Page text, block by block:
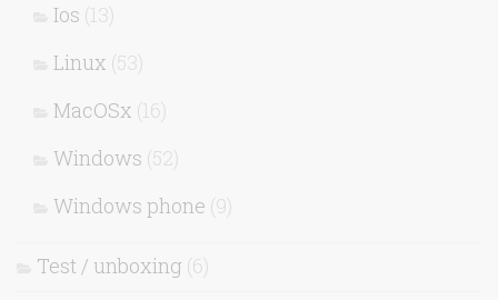
Ios (13)
Linux (53)
MacOSx (16)
Windows (52)
Windows phone (9)
Test / unboxing (6)